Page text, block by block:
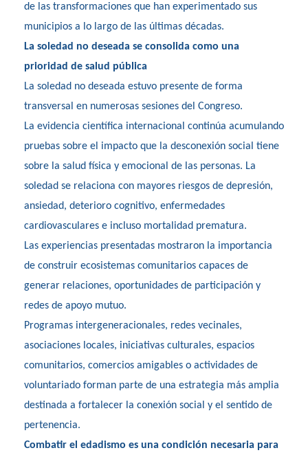
de las transformaciones que han experimentado sus
municipios a lo largo de las últimas décadas.
La soledad no deseada se consolida como una
prioridad de salud pública
La soledad no deseada estuvo presente de forma
transversal en numerosas sesiones del Congreso.
La evidencia científica internacional continúa acumulando
pruebas sobre el impacto que la desconexión social tiene
sobre la salud física y emocional de las personas. La
soledad se relaciona con mayores riesgos de depresión,
ansiedad, deterioro cognitivo, enfermedades
cardiovasculares e incluso mortalidad prematura.
Las experiencias presentadas mostraron la importancia
de construir ecosistemas comunitarios capaces de
generar relaciones, oportunidades de participación y
redes de apoyo mutuo.
Programas intergeneracionales, redes vecinales,
asociaciones locales, iniciativas culturales, espacios
comunitarios, comercios amigables o actividades de
voluntariado forman parte de una estrategia más amplia
destinada a fortalecer la conexión social y el sentido de
pertenencia.
Combatir el edadismo es una condición necesaria para